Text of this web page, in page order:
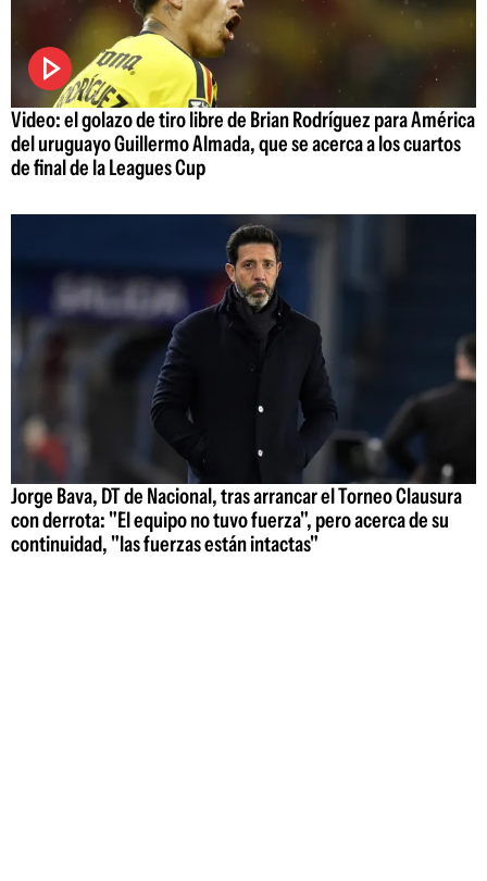
Video: el golazo de tiro libre de Brian Rodríguez para América
del uruguayo Guillermo Almada, que se acerca a los cuartos
de final de la Leagues Cup
Jorge Bava, DT de Nacional, tras arrancar el Torneo Clausura
con derrota: "El equipo no tuvo fuerza", pero acerca de su
continuidad, "las fuerzas están intactas"